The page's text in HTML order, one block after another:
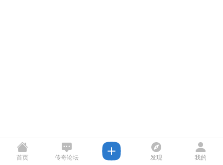
首页 传奇论坛 发现 我的